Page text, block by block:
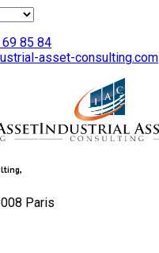
85 84
asset-consulting.com
Paris